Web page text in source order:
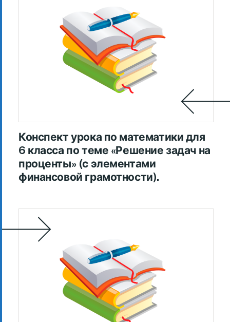
Конспект урока по математики для
6 класса по теме «Решение задач на
проценты» (с элементами
финансовой грамотности).